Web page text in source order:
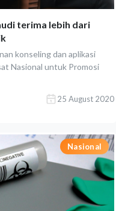
terima lebih dari
konseling dan aplikasi
Nasional untuk Promosi
25 August 2020
Nasional